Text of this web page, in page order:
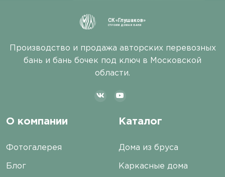
СК «Глушаков»
СТРОИМ ДОМА И БАНИ
Производство и продажа авторских перевозных
бань и бань бочек под ключ в Московской
области.
О компании
Фотогалерея
Блог
Каталог
Дома из бруса
Каркасные дома